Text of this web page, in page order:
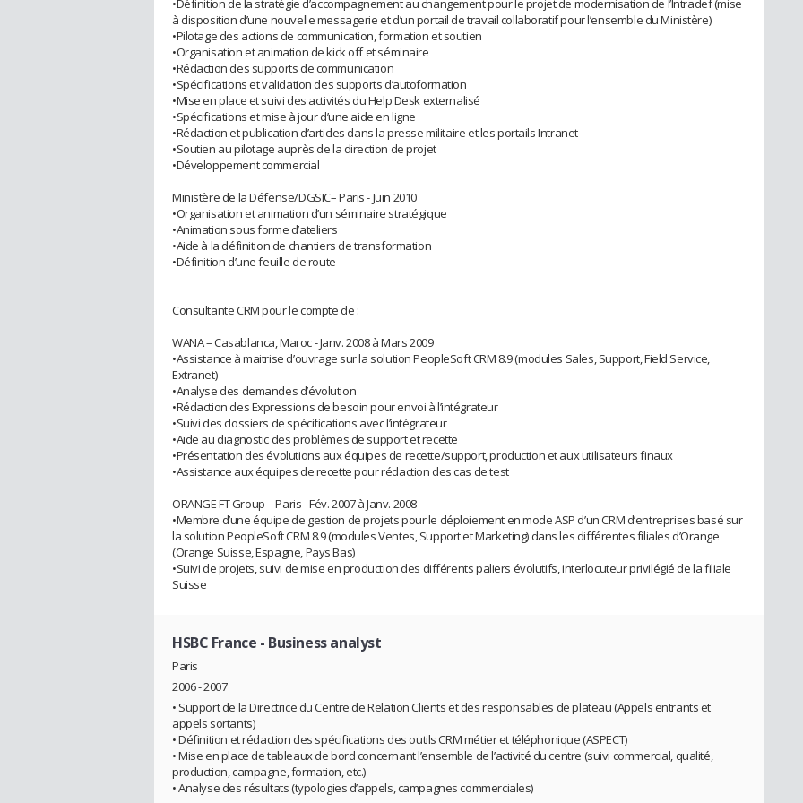
•Définition de la stratégie d’accompagnement au changement pour le projet de modernisation de l’Intradef (mise
à disposition d’une nouvelle messagerie et d’un portail de travail collaboratif pour l’ensemble du Ministère)
•Pilotage des actions de communication, formation et soutien
•Organisation et animation de kick off et séminaire
•Rédaction des supports de communication
•Spécifications et validation des supports d’autoformation
•Mise en place et suivi des activités du Help Desk externalisé
•Spécifications et mise à jour d’une aide en ligne
•Rédaction et publication d’articles dans la presse militaire et les portails Intranet
•Soutien au pilotage auprès de la direction de projet
•Développement commercial
Ministère de la Défense/DGSIC– Paris - Juin 2010
•Organisation et animation d’un séminaire stratégique
•Animation sous forme d’ateliers
•Aide à la définition de chantiers de transformation
•Définition d’une feuille de route
Consultante CRM pour le compte de :
WANA – Casablanca, Maroc - Janv. 2008 à Mars 2009
•Assistance à maitrise d’ouvrage sur la solution PeopleSoft CRM 8.9 (modules Sales, Support, Field Service,
Extranet)
•Analyse des demandes d’évolution
•Rédaction des Expressions de besoin pour envoi à l’intégrateur
•Suivi des dossiers de spécifications avec l’intégrateur
•Aide au diagnostic des problèmes de support et recette
•Présentation des évolutions aux équipes de recette/support, production et aux utilisateurs finaux
•Assistance aux équipes de recette pour rédaction des cas de test
ORANGE FT Group – Paris - Fév. 2007 à Janv. 2008
•Membre d’une équipe de gestion de projets pour le déploiement en mode ASP d’un CRM d’entreprises basé sur
la solution PeopleSoft CRM 8.9 (modules Ventes, Support et Marketing) dans les différentes filiales d’Orange
(Orange Suisse, Espagne, Pays Bas)
•Suivi de projets, suivi de mise en production des différents paliers évolutifs, interlocuteur privilégié de la filiale
Suisse
HSBC France - Business analyst
Paris
2006 - 2007
• Support de la Directrice du Centre de Relation Clients et des responsables de plateau (Appels entrants et
appels sortants)
• Définition et rédaction des spécifications des outils CRM métier et téléphonique (ASPECT)
• Mise en place de tableaux de bord concernant l’ensemble de l’activité du centre (suivi commercial, qualité,
production, campagne, formation, etc.)
• Analyse des résultats (typologies d’appels, campagnes commerciales)